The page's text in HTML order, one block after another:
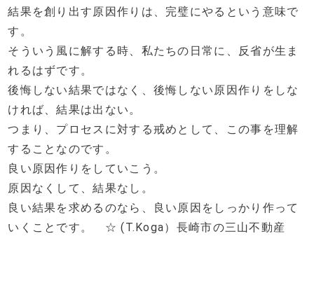
結果を創り出す原因作りは、完璧にやるという意味で
す。
そういう風に解する時、私たちの日常に、反省が生ま
れるはずです。
後悔しない結果ではなく、後悔しない原因作りをしな
ければ、結果は出ない。
つまり、プロセスに対する戒めとして、この事を理解
することなのです。
良い原因作りをしていこう。
原因なくして、結果なし。
良い結果を求めるのなら、良い原因をしっかり作って
いくことです。 ☆ (T.Koga）長崎市の三山不動産